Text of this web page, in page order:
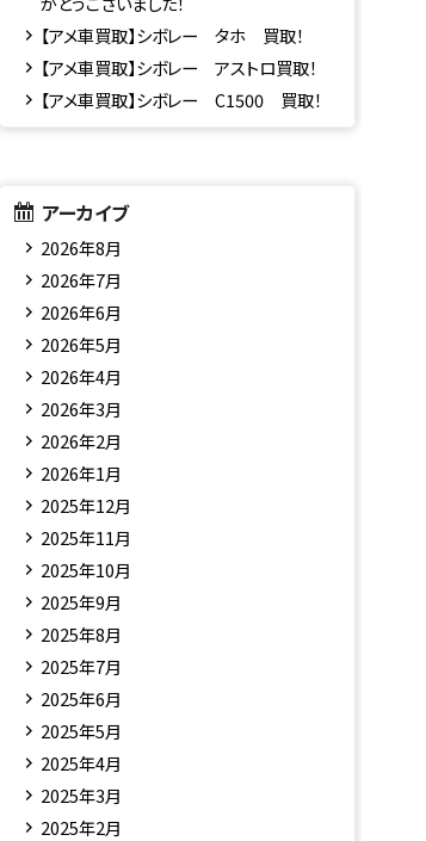
【アメ車買取】シボレー タホ 買取！
【アメ車買取】シボレー アストロ買取！
【アメ車買取】シボレー C1500 買取！
アーカイブ
2026年8月
2026年7月
2026年6月
2026年5月
2026年4月
2026年3月
2026年2月
2026年1月
2025年12月
2025年11月
2025年10月
2025年9月
2025年8月
2025年7月
2025年6月
2025年5月
2025年4月
2025年3月
2025年2月